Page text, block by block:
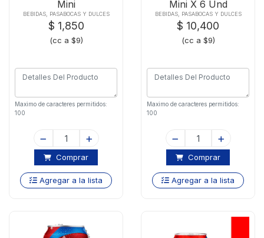
Mini
BEBIDAS, PASABOCAS Y DULCES
$ 1,850
(cc a $9)
Maximo de caracteres permitidos:
100
Comprar
Agregar a la lista
Mini X 6 Und
BEBIDAS, PASABOCAS Y DULCES
$ 10,400
(cc a $9)
Maximo de caracteres permitidos:
100
Comprar
Agregar a la lista